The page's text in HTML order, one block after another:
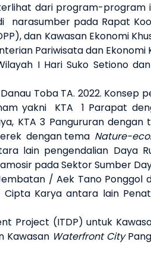
dari program-program
narasumber pada Rapat
dan Kawasan Ekonomi
Pariwisata dan
I Hari Suko Setiono
Toba TA. 2022. Konsep
yakni KTA 1 Parapat
KTA 3 Pangururan dengan
dengan tema Nature-eco.
lain pengendalian Daya
pada Sektor Sumber
/ Aek Tano Ponggol
Karya antara lain
Project (ITDP) untuk
Kawasan Waterfront City